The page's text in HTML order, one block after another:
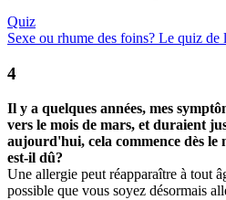
Quiz
Sexe ou rhume des foins? Le quiz de
Il y a quelques années, mes
vers le mois de mars, et duraient
aujourd'hui, cela commence dès le
est-il dû?
Une allergie peut réapparaître à tout
possible que vous soyez désormais